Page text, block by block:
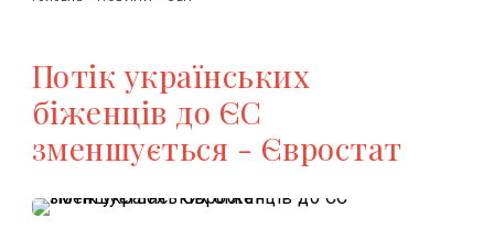
Потік українських
біженців до ЄС
зменшується - Євростат